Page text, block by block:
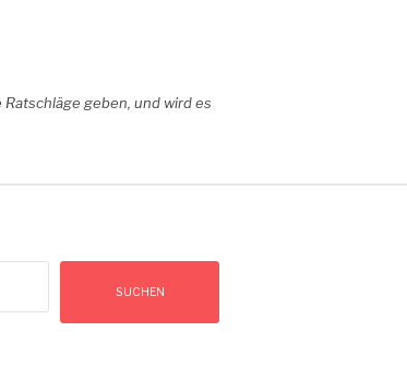
geben, und wird es
SUCHEN